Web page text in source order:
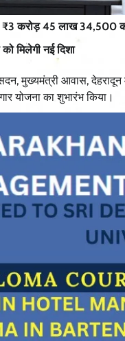
₹3 करोड़ 45 लाख 34,500
मिलेगी नई दिशा
मुख्यमंत्री आवास,
योजना का शुभारंभ किया।